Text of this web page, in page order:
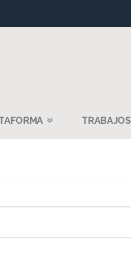
TRABAJOS